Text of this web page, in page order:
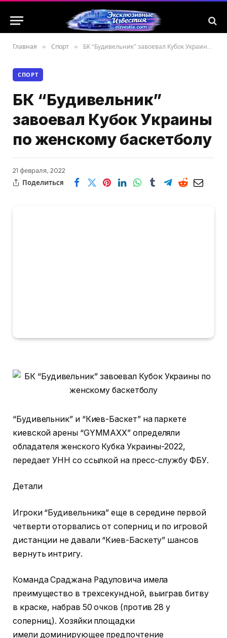
Главная » Спорт » БК “Будивельник” завоевал Кубок Украины по женскому баскетболу
СПОРТ
БК “Будивельник”
завоевал Кубок Украины
по женскому баскетболу
21 февраля, 2022
Поделиться
“Будивельник” и “Киев-Баскет” на паркете
киевской арены “GYMMAXX” определяли
обладателя женского Кубка Украины-2022,
передает УНН со ссылкой на пресс-службу ФБУ.
Детали
Игроки “Будивельника” еще в середине первой
четверти оторвались от соперниц и по игровой
дистанции не давали “Киев-Баскету” шансов
вернуть интригу.
Команда Сраджана Радуловича имела
преимущество в трехсекундной, выиграв битву
в краске, набрав 50 очков (против 28 у
соперниц). Хозяйки площадки
имели доминирующее предпочтение